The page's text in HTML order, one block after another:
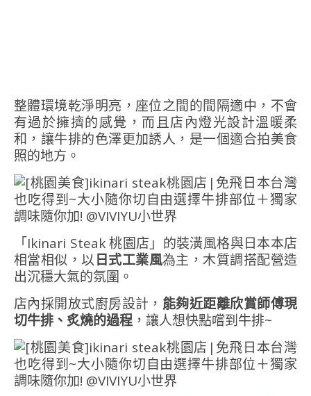
整體環境乾淨明亮，座位之間的間隔適中，不會
有過於擁擠的感覺，而且店內燈光設計溫暖柔
和，讓牛排的色澤更加誘人，是一個適合拍美食
照的地方。
「Ikinari Steak 桃園店」的裝潢風格與日本本店
相當相似，以日式工業風為主，木質調搭配營造
出沉穩大氣的氛圍。
店內採開放式廚房設計， 能夠近距離欣賞師傅現
切牛排、炙燒的過程 ，讓人想快點嚐到牛排~